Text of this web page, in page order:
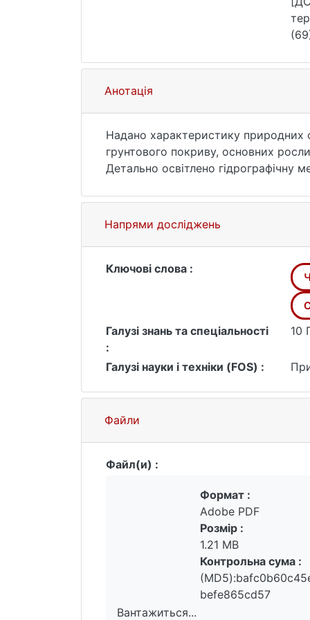
Анотація
Надано характеристику природних
грунтового покриву, основних
Детально освітлено гідрографічну
Відзначено, що основними
природні процеси радіоактивного
моніторингу забруднення вод в
ділянок водозбірних територій
природного самоочищення. Тому
метою мінімізації виносу
Детально висвітлюються
експериментальному полігоні
дистанційного зондування Землі
водно-болотні угіддя. Зокрема,
Відзначено позитивний
перспектив змін клімату і в умовах
Напрями досліджень
Ключові слова :
Галузі знань та спеціальності
:
10
Галузі науки і техніки (FOS) :
Файли
Файл(и) :
Вантажиться...
Формат :
Adobe PDF
Розмір :
1.21 MB
Контрольна сума :
befe865cd57